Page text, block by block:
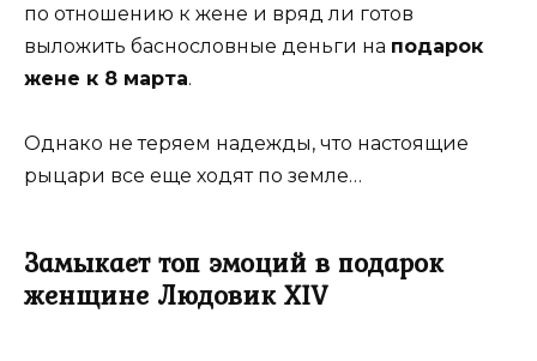
по отношению к жене и вряд ли готов
выложить баснословные деньги на подарок
жене к 8 марта.
Однако не теряем надежды, что настоящие
рыцари все еще ходят по земле…
Замыкает топ эмоций в подарок
женщине Людовик XIV